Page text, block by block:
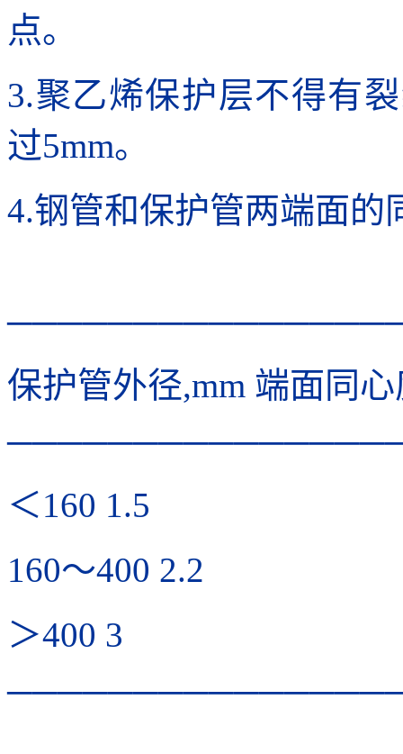
点。
3.聚乙烯保护层不得有
过5mm。
4.钢管和保护管两端面的
保护管外径,mm 端面同
＜160 1.5
160～400 2.2
＞400 3